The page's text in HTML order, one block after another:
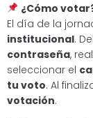
¿Cómo
El día de la
institucional.
contraseña,
seleccionar el
tu voto. Al
votación.